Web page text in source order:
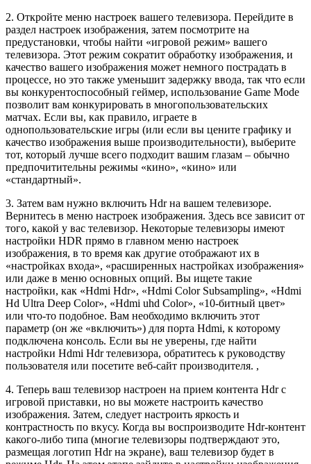
2. Откройте меню настроек вашего телевизора. Перейдите в
раздел настроек изображения, затем посмотрите на
предустановки, чтобы найти «игровой режим» вашего
телевизора. Этот режим сократит обработку изображения, и
качество вашего изображения может немного пострадать в
процессе, но это также уменьшит задержку ввода, так что если
вы конкурентоспособный геймер, использование Game Mode
позволит вам конкурировать в многопользовательских
матчах. Если вы, как правило, играете в
однопользовательские игры (или если вы цените графику и
качество изображения выше производительности), выберите
тот, который лучше всего подходит вашим глазам – обычно
предпочитительны режимы «кино», «кино» или
«стандартный».
3. Затем вам нужно включить Hdr на вашем телевизоре.
Вернитесь в меню настроек изображения. Здесь все зависит от
того, какой у вас телевизор. Некоторые телевизоры имеют
настройки HDR прямо в главном меню настроек
изображения, в то время как другие отображают их в
«настройках входа», «расширенных настройках изображения»
или даже в меню основных опций. Вы ищете такие
настройки, как «Hdmi Hdr», «Hdmi Color Subsampling», «Hdmi
Hd Ultra Deep Color», «Hdmi uhd Color», «10-битный цвет»
или что-то подобное. Вам необходимо включить этот
параметр (он же «включить») для порта Hdmi, к которому
подключена консоль. Если вы не уверены, где найти
настройки Hdmi Hdr телевизора, обратитесь к руководству
пользователя или посетите веб-сайт производителя. ,
4. Теперь ваш телевизор настроен на прием контента Hdr с
игровой приставки, но вы можете настроить качество
изображения. Затем, следует настроить яркость и
контрастность по вкусу. Когда вы воспроизводите Hdr-контент
какого-либо типа (многие телевизоры подтверждают это,
размещая логотип Hdr на экране), ваш телевизор будет в